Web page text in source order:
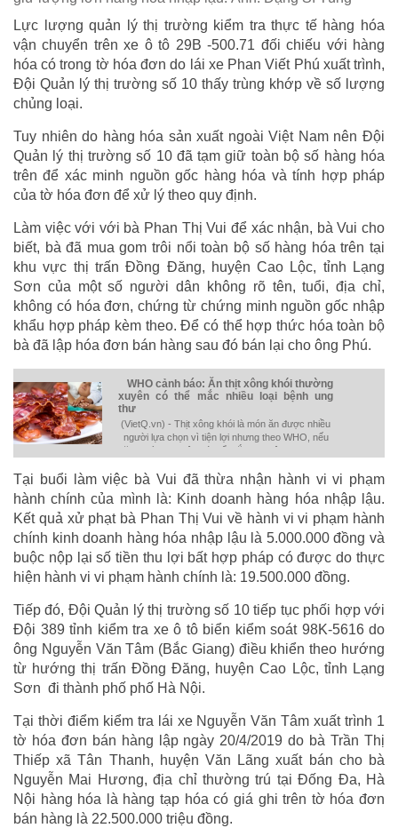
Lực lượng quản lý thị trường kiểm tra thực tế hàng hóa
vận chuyển trên xe ô tô 29B -500.71 đối chiếu với hàng
hóa có trong tờ hóa đơn do lái xe Phan Viết Phú xuất trình,
Đội Quản lý thị trường số 10 thấy trùng khớp về số lượng
chủng loại.
Tuy nhiên do hàng hóa sản xuất ngoài Việt Nam nên Đội
Quản lý thị trường số 10 đã tạm giữ toàn bộ số hàng hóa
trên để xác minh nguồn gốc hàng hóa và tính hợp pháp
của tờ hóa đơn để xử lý theo quy định.
Làm việc với với bà Phan Thị Vui để xác nhận, bà Vui cho
biết, bà đã mua gom trôi nổi toàn bộ số hàng hóa trên tại
khu vực thị trấn Đồng Đăng, huyện Cao Lộc, tỉnh Lạng
Sơn của một số người dân không rõ tên, tuổi, địa chỉ,
không có hóa đơn, chứng từ chứng minh nguồn gốc nhập
khẩu hợp pháp kèm theo. Để có thể hợp thức hóa toàn bộ
bà đã lập hóa đơn bán hàng sau đó bán lại cho ông Phú.
WHO cảnh báo: Ăn thịt xông khói thường
xuyên có thể mắc nhiều loại bệnh ung
thư
(VietQ.vn) - Thịt xông khói là món ăn được nhiều
người lựa chọn vì tiện lợi nhưng theo WHO, nếu
ăn thường xuyên có thể mắc loạt bệnh ung thư,
Tại buổi làm việc bà Vui đã thừa nhận hành vi vi phạm
hành chính của mình là: Kinh doanh hàng hóa nhập lậu.
Kết quả xử phạt bà Phan Thị Vui về hành vi vi phạm hành
chính kinh doanh hàng hóa nhập lậu là 5.000.000 đồng và
buộc nộp lại số tiền thu lợi bất hợp pháp có được do thực
hiện hành vi vi phạm hành chính là: 19.500.000 đồng.
Tiếp đó, Đội Quản lý thị trường số 10 tiếp tục phối hợp với
Đội 389 tỉnh kiểm tra xe ô tô biển kiểm soát 98K-5616 do
ông Nguyễn Văn Tâm (Bắc Giang) điều khiển theo hướng
từ hướng thị trấn Đồng Đăng, huyện Cao Lộc, tỉnh Lạng
Sơn đi thành phố phố Hà Nội.
Tại thời điểm kiểm tra lái xe Nguyễn Văn Tâm xuất trình 1
tờ hóa đơn bán hàng lập ngày 20/4/2019 do bà Trần Thị
Thiếp xã Tân Thanh, huyện Văn Lãng xuất bán cho bà
Nguyễn Mai Hương, địa chỉ thường trú tại Đống Đa, Hà
Nội hàng hóa là hàng tạp hóa có giá ghi trên tờ hóa đơn
bán hàng là 22.500.000 triệu đồng.